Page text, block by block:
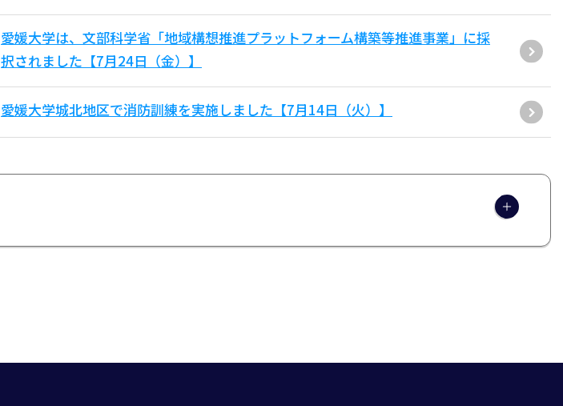
愛媛大学は、文部科学省「地域構想推進プラットフォーム構築等推進事業」に採
択されました【7月24日（金）】
愛媛大学城北地区で消防訓練を実施しました【7月14日（火）】